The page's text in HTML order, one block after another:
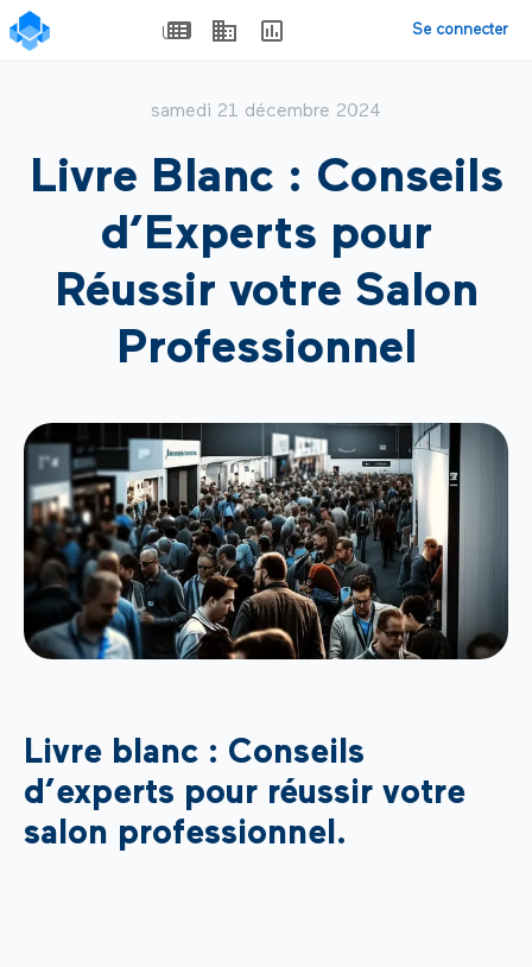
Se connecter
samedi 21 décembre 2024
Livre Blanc : Conseils
d’Experts pour
Réussir votre Salon
Professionnel
Livre blanc : Conseils
d’experts pour réussir votre
salon professionnel.